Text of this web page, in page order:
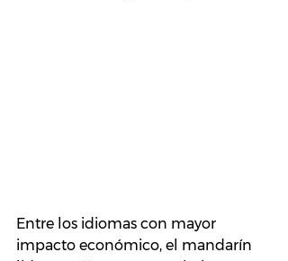
Entre los idiomas con mayor
impacto económico, el mandarín